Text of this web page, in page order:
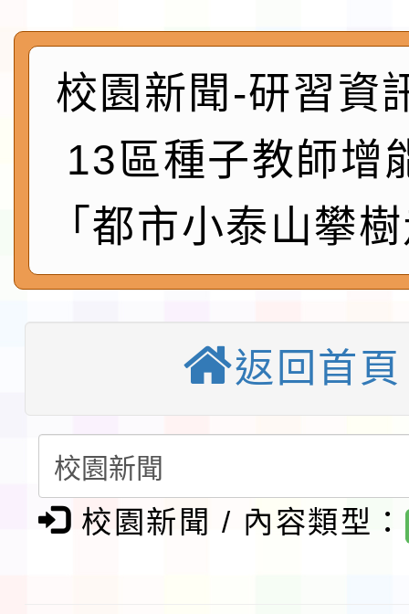
及師生本土語及新住民
實施要點各1份
115年食農教育專業人
程
函轉國家通訊傳播委員
鎮韌性（防空）演習－
「115年金融知識線上
法」
本校115學年度第1學
第3次招考代課鐘點教
檢送「桃園市115學年
程安排一案
「桃園市補助參觀特色
展演活動實施計畫」
請一案
教育部校安中心白海豚
報
淨零綠領人才培育課程
檢送桃園市115學年度
校園新聞-研習資
13區種子教師增
「都市小泰山攀
返回首頁
校園新聞 / 內容類型：